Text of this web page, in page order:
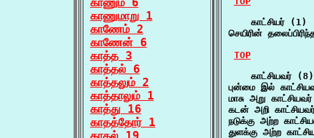
காணுமாறு 1
காணேம் 2
காணேன் 6
காத்த 3
காத்தல் 6
காத்தலும் 2
காத்தாலும் 1
காத்து 16
காதத்தோர் 1
    காட்சியர் (1)
செயிரின்
TOP
    காட்சியவர் (8)
புன்மை இல்
மாசு அறு
கடன் அறி
நடுக்கு அற்ற
துளக்கு அற்ற